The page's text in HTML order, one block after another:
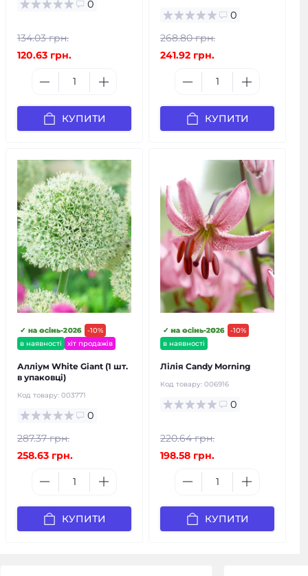
0
134.03 грн.
120.63 грн.
КУПИТИ
0
268.80 грн.
241.92 грн.
КУПИТИ
-10%
в наявності
✓ на осінь-2026
хіт продажів
Алліум White Giant (1 шт.
в упаковці)
Код товару: 003771
0
287.37 грн.
258.63 грн.
КУПИТИ
-10%
в наявності
✓ на осінь-2026
Лілія Candy Morning
Код товару: 006916
0
220.64 грн.
198.58 грн.
КУПИТИ